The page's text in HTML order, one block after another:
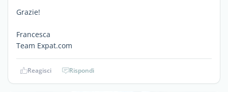
Grazie!
Francesca
Team Expat.com
Reagisci Rispondi